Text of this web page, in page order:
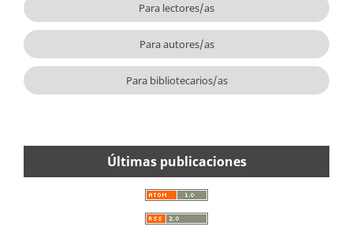
Para lectores/as
Para autores/as
Para bibliotecarios/as
Últimas publicaciones